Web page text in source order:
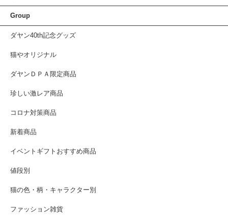
Group
ダヤン40th記念グッズ
猫やオリジナル
ダヤンＤＰＡ限定商品
珍しい激レア商品
コロナ対策商品
新着商品
イベントギフトおすすめ商品
値段別
猫の色・柄・キャラクター別
ファッション雑貨